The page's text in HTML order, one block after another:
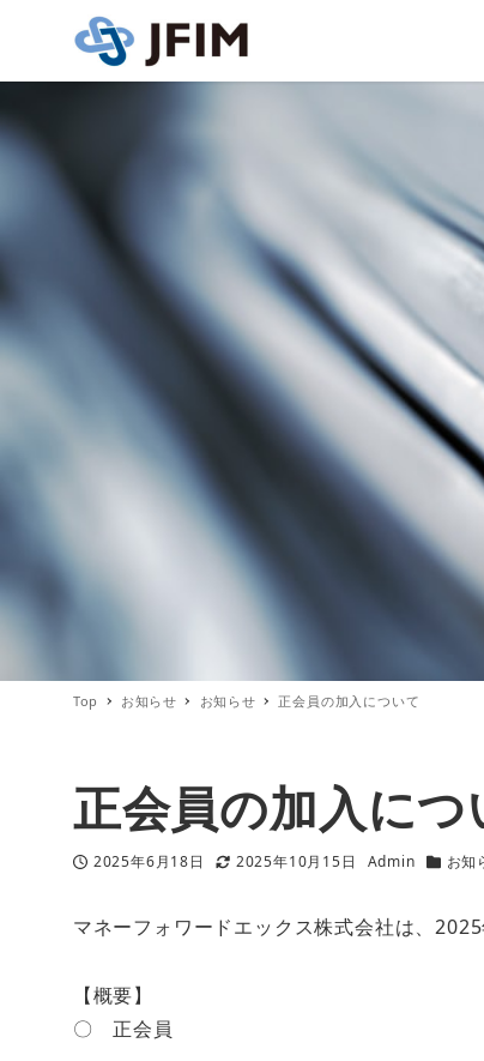
Top お知らせ お知らせ 正会員の加入について
正会員の加入につ
投稿日
2025年6月18日
更新日
2025年10月15日
著
Admin
カテゴ
お知
マネーフォワードエックス株式会社は、
【概要】
〇 正会員